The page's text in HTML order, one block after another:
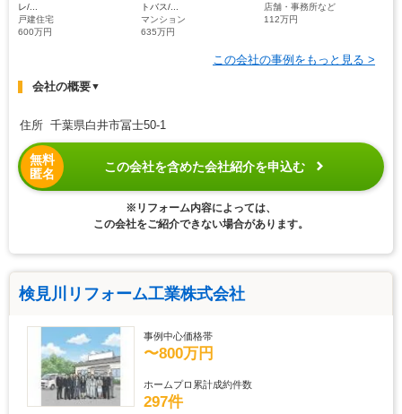
レ/...
戸建住宅
600万円
トバス/...
マンション
635万円
店舗・事務所など
112万円
この会社の事例をもっと見る >
会社の概要▼
住所 千葉県白井市冨士50-1
無料
匿名
この会社を含めた会社紹介を申込む
※リフォーム内容によっては、
この会社をご紹介できない場合があります。
検見川リフォーム工業株式会社
事例中心価格帯
〜800万円
ホームプロ累計成約件数
297件